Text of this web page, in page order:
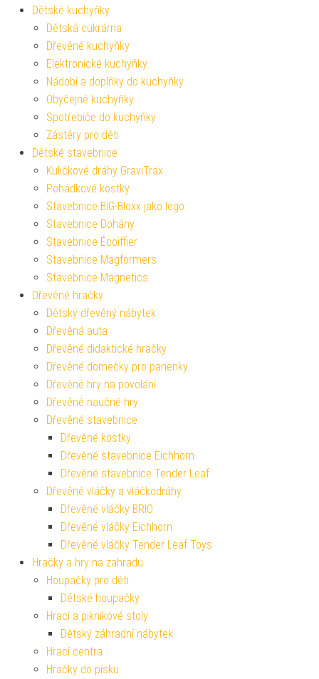
Dětské kuchyňky
Dětská cukrárna
Dřevěné kuchyňky
Elektronické kuchyňky
Nádobí a doplňky do kuchyňky
Obyčejné kuchyňky
Spotřebiče do kuchyňky
Zástěry pro děti
Dětské stavebnice
Kuličkové dráhy GraviTrax
Pohádkové kostky
Stavebnice BIG-Bloxx jako lego
Stavebnice Dohány
Stavebnice Écoiffier
Stavebnice Magformers
Stavebnice Magnetics
Dřevěné hračky
Dětský dřevěný nábytek
Dřevěná auta
Dřevěné didaktické hračky
Dřevěné domečky pro panenky
Dřevěné hry na povolání
Dřevěné naučné hry
Dřevěné stavebnice
Dřevěné kostky
Dřevěné stavebnice Eichhorn
Dřevěné stavebnice Tender Leaf
Dřevěné vláčky a vláčkodráhy
Dřevěné vláčky BRIO
Dřevěné vláčky Eichhorn
Dřevěné vláčky Tender Leaf Toys
Hračky a hry na zahradu
Houpačky pro děti
Dětské houpačky
Hrací a piknikové stoly
Dětský záhradní nábytek
Hrací centra
Hračky do písku